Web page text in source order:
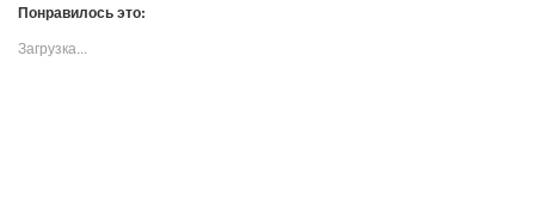
Понравилось это:
Загрузка...